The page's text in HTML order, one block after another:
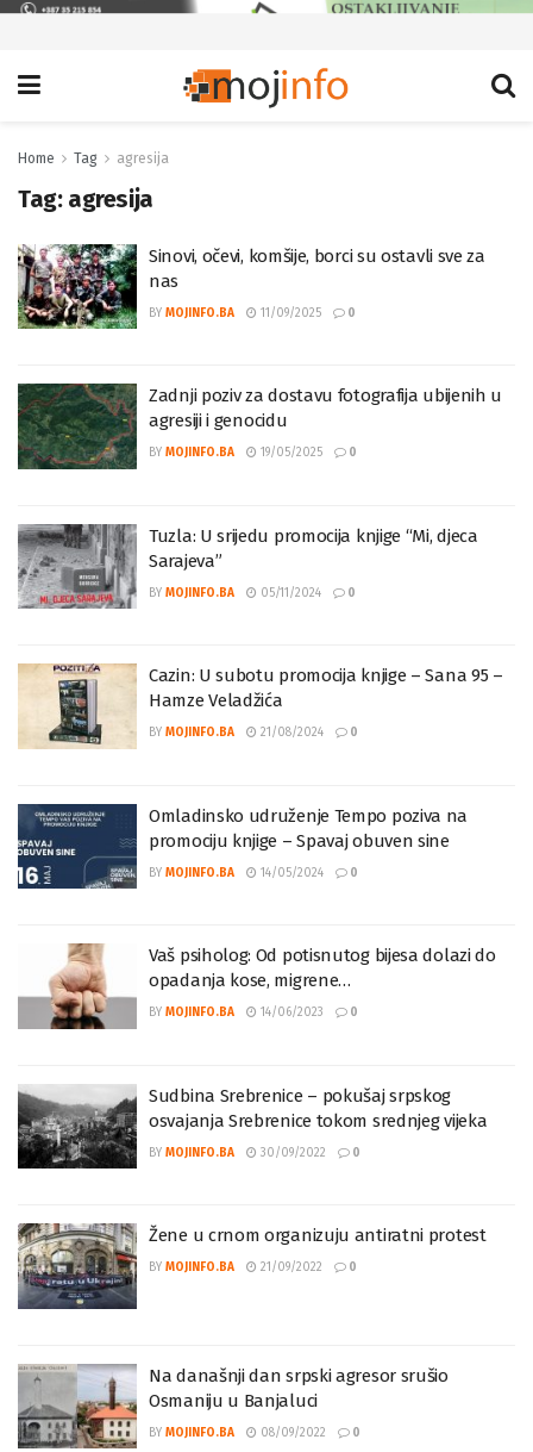
Home Tag agresija
Tag: agresija
Sinovi, očevi, komšije, borci su ostavli sve za
nas
BY MOJINFO.BA 11/09/2025 0
Zadnji poziv za dostavu fotografija ubijenih u
agresiji i genocidu
BY MOJINFO.BA 19/05/2025 0
Tuzla: U srijedu promocija knjige “Mi, djeca
Sarajeva”
BY MOJINFO.BA 05/11/2024 0
Cazin: U subotu promocija knjige – Sana 95 –
Hamze Veladžića
BY MOJINFO.BA 21/08/2024 0
Omladinsko udruženje Tempo poziva na
promociju knjige – Spavaj obuven sine
BY MOJINFO.BA 14/05/2024 0
Vaš psiholog: Od potisnutog bijesa dolazi do
opadanja kose, migrene…
BY MOJINFO.BA 14/06/2023 0
Sudbina Srebrenice – pokušaj srpskog
osvajanja Srebrenice tokom srednjeg vijeka
BY MOJINFO.BA 30/09/2022 0
Žene u crnom organizuju antiratni protest
BY MOJINFO.BA 21/09/2022 0
Na današnji dan srpski agresor srušio
Osmaniju u Banjaluci
BY MOJINFO.BA 08/09/2022 0